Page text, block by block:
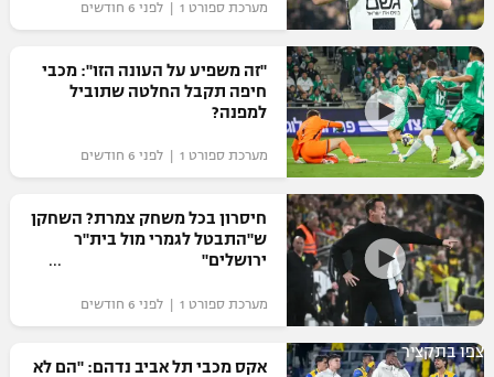
מערכת ספורט 1 | לפני 6 חודשים
"זה משפיע על העונה הזו": מכבי
חיפה תקבל החלטה שתוביל
למפנה?
מערכת ספורט 1 | לפני 6 חודשים
חיסרון בכל משחק צמרת? השחקן
ש"התבטל לגמרי מול בית"ר
ירושלים"
מערכת ספורט 1 | לפני 6 חודשים
צפו בתקציר
אקס מכבי תל אביב נדהם: "הם לא